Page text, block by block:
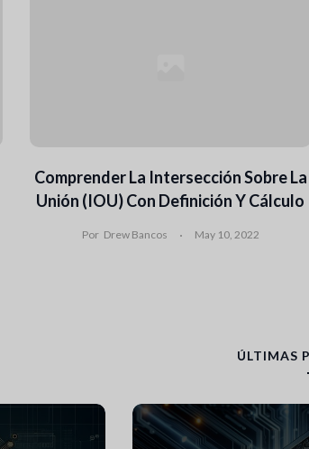
Comprender La Intersección Sobre La
Unión (IOU) Con Definición Y Cálculo
Por Drew Bancos May 10, 2022
ÚLTIMAS